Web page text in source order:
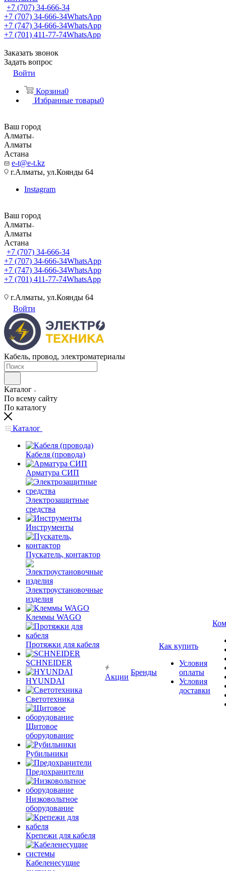
+7 (707) 34-666-34
+7 (707) 34-666-34WhatsApp
+7 (747) 34-666-34WhatsApp
+7 (701) 411-77-74WhatsApp
Заказать звонок
Задать вопрос
Войти
Корзина0
Избранные товары0
Ваш город
Алматы
Алматы
Астана
e-t@e-t.kz
г.Алматы, ул.Коянды 64
Instagram
Ваш город
Алматы
Алматы
Астана
+7 (707) 34-666-34
+7 (707) 34-666-34WhatsApp
+7 (747) 34-666-34WhatsApp
+7 (701) 411-77-74WhatsApp
г.Алматы, ул.Коянды 64
Войти
Кабель, провод, электроматериалы
Каталог
По всему сайту
По каталогу
Каталог
Кабеля (провода)
Арматура СИП
Электрозащитные
средства
Инструменты
Пускатель, контактор
Электроустановочные
изделия
Клеммы WAGO
Протяжки для кабеля
SCHNEIDER
HYUNDAI
Светотехника
Щитовое
оборудование
Рубильники
Предохранители
Низковольтное
оборудование
Крепежи для кабеля
Кабеленесущие
Акции
Бренды
Как купить
Условия
оплаты
Условия
доставки